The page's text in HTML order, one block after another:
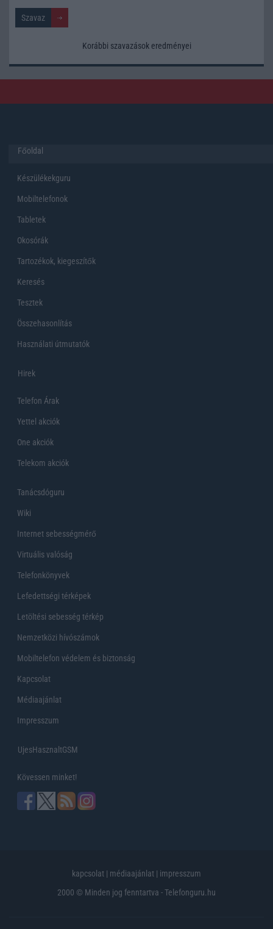
Korábbi szavazások eredményei
Főoldal
Készülékekguru
Mobiltelefonok
Tabletek
Okosórák
Tartozékok, kiegeszítők
Keresés
Tesztek
Összehasonlítás
Használati útmutatók
Hirek
Telefon Árak
Yettel akciók
One akciók
Telekom akciók
Tanácsdóguru
Wiki
Internet sebességmérő
Virtuális valóság
Telefonkönyvek
Lefedettségi térképek
Letöltési sebesség térkép
Nemzetközi hívószámok
Mobiltelefon védelem és biztonság
Kapcsolat
Médiaajánlat
Impresszum
UjesHasznaltGSM
Kövessen minket!
kapcsolat | médiaajánlat | impresszum
2000 © Minden jog fenntartva - Telefonguru.hu